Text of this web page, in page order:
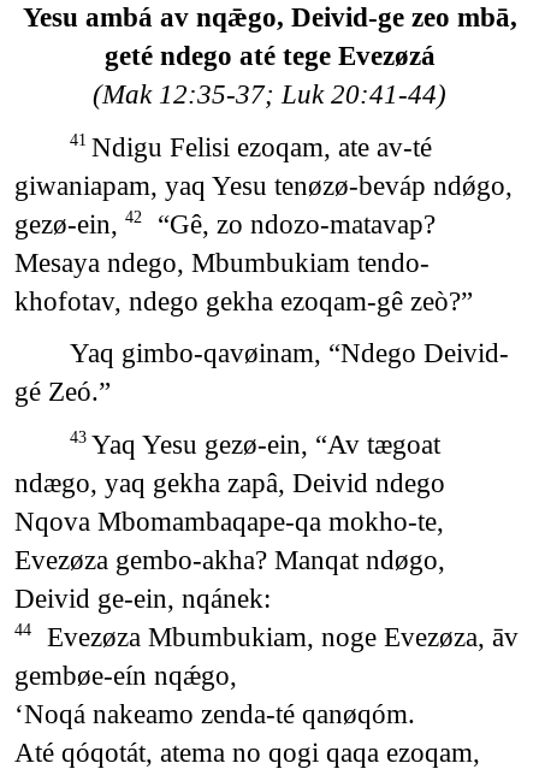
Yesu ambá av nqǣgo, Deivid-ge zeo mbā,
geté ndego até tege Evezøzá
(Mak 12:35-37; Luk 20:41-44)
41 Ndigu Felisi ezoqam, ate av-té
giwaniapam, yaq Yesu tenøzø-beváp ndǿgo,
gezø-ein, 42
“Gê, zo ndozo-matavap?
Mesaya ndego, Mbumbukiam tendo-
khofotav, ndego gekha ezoqam-gê zeò?”
Yaq gimbo-qavøinam, “Ndego Deivid-
gé Zeó.”
43 Yaq Yesu gezø-ein, “Av tægoat
ndægo, yaq gekha zapâ, Deivid ndego
Nqova Mbomambaqape-qa mokho-te,
Evezøza gembo-akha? Manqat ndøgo,
Deivid ge-ein, nqánek:
44
Evezøza Mbumbukiam, noge Evezøza, āv
gembøe-eín nqǽgo,
‘Noqá nakeamo zenda-té qanøqóm.
Até qóqotát, atema no qogi qaqa ezoqam,